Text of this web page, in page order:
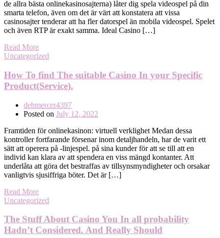
de allra bästa onlinekasinosajterna) låter dig spela videospel på din
smarta telefon, även om det är värt att konstatera att vissa
casinosajter tenderar att ha fler datorspel än mobila videospel. Spelet
och även RTP är exakt samma. Ideal Casino […]
Read More
Uncategorized
How To find The suitable Casino In your Specific
Product(Service).
debmercer4397
Posted on July 12, 2022
Framtiden för onlinekasinon: virtuell verklighet Medan dessa
kontroller fortfarande försenar inom detaljhandeln, har de varit ett
sätt att operera på -linjespel. på sina kunder för att se till att en
individ kan klara av att spendera en viss mängd kontanter. Att
underlåta att göra det bestraffas av tillsynsmyndigheter och orsakar
vanligtvis sjusiffriga böter. Det är […]
Read More
Uncategorized
The Stuff About Casino You In all probability
Hadn’t Considered. And Really Should